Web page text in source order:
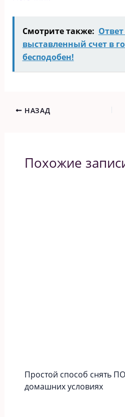
Смотрите также:
выставленный счет в
бесподобен!
НАЗАД
Похожие
Простой способ снять
домашних условиях